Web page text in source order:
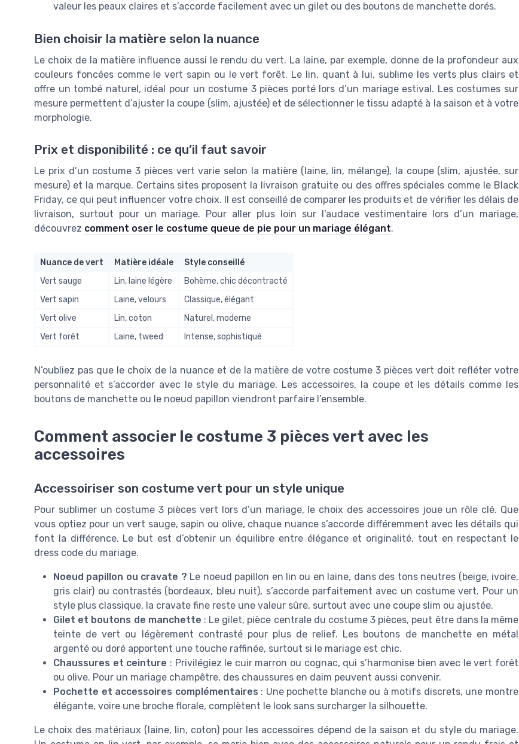
valeur les peaux claires et s’accorde facilement avec un gilet ou des boutons de manchette dorés.
Bien choisir la matière selon la nuance
Le choix de la matière influence aussi le rendu du vert. La laine, par exemple, donne de la profondeur aux
couleurs foncées comme le vert sapin ou le vert forêt. Le lin, quant à lui, sublime les verts plus clairs et
offre un tombé naturel, idéal pour un costume 3 pièces porté lors d’un mariage estival. Les costumes sur
mesure permettent d’ajuster la coupe (slim, ajustée) et de sélectionner le tissu adapté à la saison et à votre
morphologie.
Prix et disponibilité : ce qu’il faut savoir
Le prix d’un costume 3 pièces vert varie selon la matière (laine, lin, mélange), la coupe (slim, ajustée, sur
mesure) et la marque. Certains sites proposent la livraison gratuite ou des offres spéciales comme le Black
Friday, ce qui peut influencer votre choix. Il est conseillé de comparer les produits et de vérifier les délais de
livraison, surtout pour un mariage. Pour aller plus loin sur l’audace vestimentaire lors d’un mariage,
découvrez comment oser le costume queue de pie pour un mariage élégant.
Nuance de vert Matière idéale
Style conseillé
Vert sauge
Lin, laine légère
Bohème, chic décontracté
Vert sapin
Laine, velours
Classique, élégant
Vert olive
Lin, coton
Naturel, moderne
Vert forêt
Laine, tweed Intense, sophistiqué
N’oubliez pas que le choix de la nuance et de la matière de votre costume 3 pièces vert doit refléter votre
personnalité et s’accorder avec le style du mariage. Les accessoires, la coupe et les détails comme les
boutons de manchette ou le noeud papillon viendront parfaire l’ensemble.
Comment associer le costume 3 pièces vert avec les
accessoires
Accessoiriser son costume vert pour un style unique
Pour sublimer un costume 3 pièces vert lors d’un mariage, le choix des accessoires joue un rôle clé. Que
vous optiez pour un vert sauge, sapin ou olive, chaque nuance s’accorde différemment avec les détails qui
font la différence. Le but est d’obtenir un équilibre entre élégance et originalité, tout en respectant le
dress code du mariage.
Noeud papillon ou cravate ? Le noeud papillon en lin ou en laine, dans des tons neutres (beige, ivoire,
gris clair) ou contrastés (bordeaux, bleu nuit), s’accorde parfaitement avec un costume vert. Pour un
style plus classique, la cravate fine reste une valeur sûre, surtout avec une coupe slim ou ajustée.
Gilet et boutons de manchette : Le gilet, pièce centrale du costume 3 pièces, peut être dans la même
teinte de vert ou légèrement contrasté pour plus de relief. Les boutons de manchette en métal
argenté ou doré apportent une touche raffinée, surtout si le mariage est chic.
Chaussures et ceinture : Privilégiez le cuir marron ou cognac, qui s’harmonise bien avec le vert forêt
ou olive. Pour un mariage champêtre, des chaussures en daim peuvent aussi convenir.
Pochette et accessoires complémentaires : Une pochette blanche ou à motifs discrets, une montre
élégante, voire une broche florale, complètent le look sans surcharger la silhouette.
Le choix des matériaux (laine, lin, coton) pour les accessoires dépend de la saison et du style du mariage.